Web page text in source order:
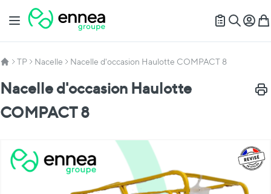
Allez au contenu
Basculer la navigation
Mon
TP Nacelle Nacelle d'occasion Haulotte COMPACT 8
Nacelle d'occasion Haulotte
COMPACT 8